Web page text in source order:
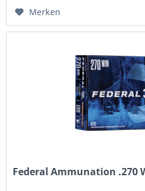
Merken
Federal Ammunation .270